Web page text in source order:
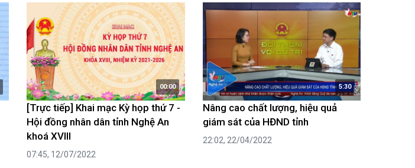
Báo Đại biểu nhân dân
00:00
[Trực tiếp] Khai mạc Kỳ họp thứ 7 -
Hội đồng nhân dân tỉnh Nghệ An
khoá XVIII
07:45, 12/07/2022
5:30
Nâng cao chất lượng, hiệu quả
giám sát của HĐND tỉnh
22:02, 22/04/2022